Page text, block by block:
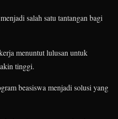
salah satu tantangan bagi
menuntut lulusan untuk
tinggi.
beasiswa menjadi solusi yang